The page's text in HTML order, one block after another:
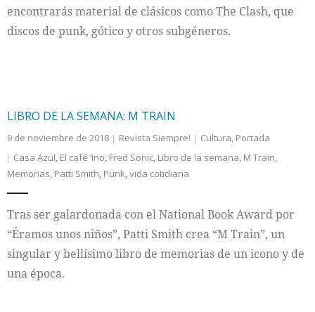
encontrarás material de clásicos como The Clash, que
discos de punk, gótico y otros subgéneros.
LIBRO DE LA SEMANA: M TRAIN
9 de noviembre de 2018 Revista Siempre! Cultura, Portada
Casa Azul, El café ’Ino, Fred Sonic, Libro de la semana, M Train,
Memorias, Patti Smith, Punk,vida cotidiana
Tras ser galardonada con el National Book Award por
“Éramos unos niños”, Patti Smith crea “M Train”, un
singular y bellísimo libro de memorias de un icono y de
una época.